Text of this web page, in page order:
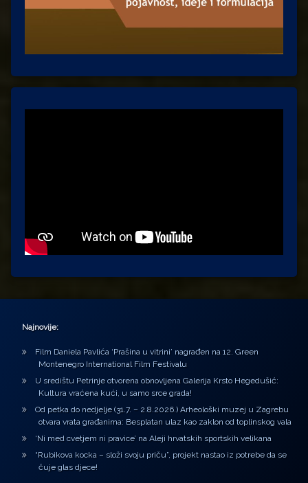
Najnovije:
Film Daniela Pavlića ‘Prašina u vitrini’ nagrađen na 12. Green
Montenegro International Film Festivalu
U središtu Petrinje otvorena obnovljena Galerija Krsto Hegedušić:
Kultura vraćena kući, u samo srce grada!
Od petka do nedjelje (31.7. – 2.8.2026.) Arheološki muzej u Zagrebu
otvara vrata građanima: Besplatan ulaz kao zaklon od toplinskog vala
‘Ni med cvetjem ni pravice’ na Aleji hrvatskih sportskih velikana
“Rubikova kocka – složi svoju priču”, projekt nastao iz potrebe da se
čuje glas djece!